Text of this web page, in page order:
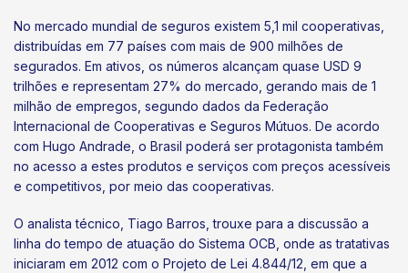
No mercado mundial de seguros existem 5,1 mil cooperativas,
distribuídas em 77 países com mais de 900 milhões de
segurados. Em ativos, os números alcançam quase USD 9
trilhões e representam 27% do mercado, gerando mais de 1
milhão de empregos, segundo dados da Federação
Internacional de Cooperativas e Seguros Mútuos. De acordo
com Hugo Andrade, o Brasil poderá ser protagonista também
no acesso a estes produtos e serviços com preços acessíveis
e competitivos, por meio das cooperativas.
O analista técnico, Tiago Barros, trouxe para a discussão a
linha do tempo de atuação do Sistema OCB, onde as tratativas
iniciaram em 2012 com o Projeto de Lei 4.844/12, em que a